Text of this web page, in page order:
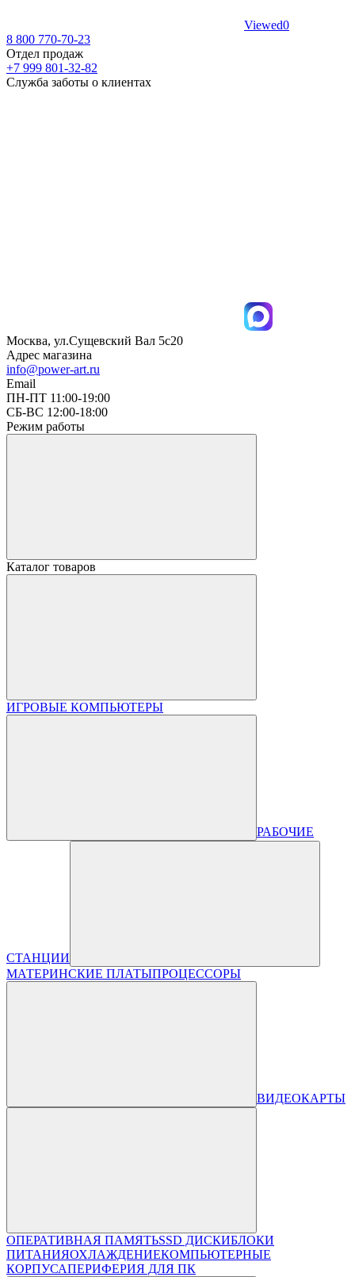
Viewed0
8 800 770-70-23
Отдел продаж
+7 999 801-32-82
Служба заботы о клиентах
Москва, ул.Сущевский Вал 5с20
Адрес магазина
info@power-art.ru
Email
ПН-ПТ 11:00-19:00
СБ-ВС 12:00-18:00
Режим работы
Каталог товаров
ИГРОВЫЕ КОМПЬЮТЕРЫ
РАБОЧИЕ
СТАНЦИИ
МАТЕРИНСКИЕ ПЛАТЫПРОЦЕССОРЫ
ВИДЕОКАРТЫ
ОПЕРАТИВНАЯ ПАМЯТЬSSD ДИСКИБЛОКИ
ПИТАНИЯОХЛАЖДЕНИЕКОМПЬЮТЕРНЫЕ
КОРПУСАПЕРИФЕРИЯ ДЛЯ ПК